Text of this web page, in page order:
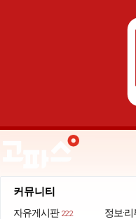
커뮤니티
자유게시판 222 정보·리